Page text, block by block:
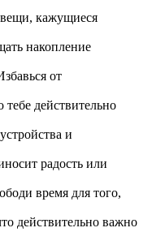
кажущиеся
накопление
от
действительно
и
радость или
время для того,
действительно важно